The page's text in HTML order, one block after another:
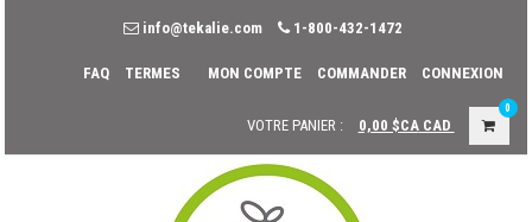
info@tekalie.com 1-800-432-1472
FAQ TERMES MON COMPTE COMMANDER CONNEXION
VOTRE PANIER : 0,00 $CACAD
0